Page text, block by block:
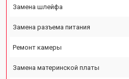
Замена шлейфа
Замена разъема питания
Ремонт камеры
Замена материнской платы